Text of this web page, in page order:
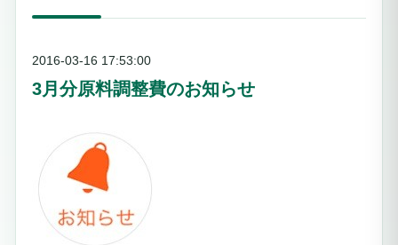
2016-03-16 17:53:00
3月分原料調整費のお知らせ